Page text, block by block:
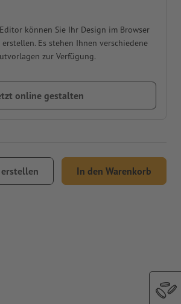
können Sie Ihr Design im Browser
Es stehen Ihnen verschiedene
zur Verfügung.
online gestalten
In den Warenkorb